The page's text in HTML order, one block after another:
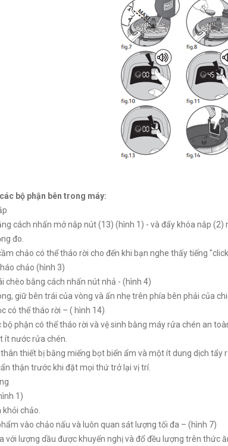
bộ phận bên trong máy:
cách nhấn mở nắp nút (13) (hình 1) - và đẩy khóa nắp (2)
đo.
chảo có thể tháo rời cho đến khi bạn nghe thấy tiếng
chảo (hình 3)
chèo bằng cách nhấn nút nhả - (hình 4)
giữ bên trái của vòng và ấn nhẹ trên phía bên phải của
có thể tháo rời – ( hình 14)
bộ phận có thể tháo rời và vệ sinh bằng máy rửa chén an
ít nước rửa chén.
thân thiết bị bằng miếng bọt biển ẩm và một ít dung dịch tẩy
thận trước khi đặt mọi thứ trở lại vị trí.
1)
khỏi chảo.
vào chảo nấu và luôn quan sát lượng tối đa – (hình 7)
với lượng dầu được khuyến nghị và đổ đều lượng trên thức